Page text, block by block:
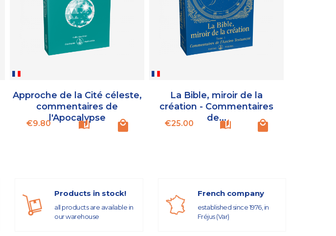
Approche de la Cité céleste,
commentaires de
l'Apocalypse
Price
€9.80
La Bible, miroir de la
création - Commentaires
de...
Price
€25.00
Products in stock!
all products are available in
our warehouse
French company
established since 1976, in
Fréjus (Var)